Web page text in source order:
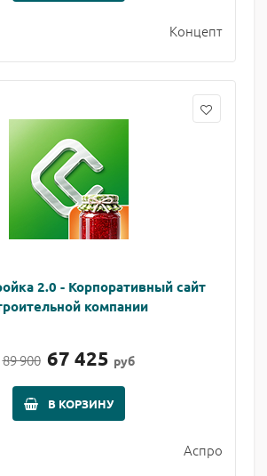
Концепт
2.0 - Корпоративный сайт
компании
89 900 67 425 руб
В КОРЗИНУ
Аспро